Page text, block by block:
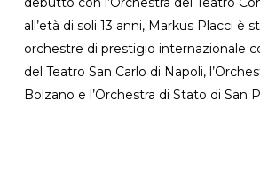
all’età di soli 13 anni, Markus Placci è
orchestre di prestigio internazionale
del Teatro San Carlo di Napoli,
Bolzano e l’Orchestra di Stato di San